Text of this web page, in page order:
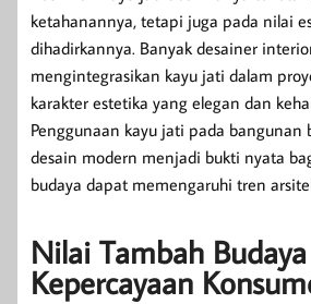
ketahanannya, tetapi juga pada nilai
dihadirkannya. Banyak desainer
mengintegrasikan kayu jati dalam
karakter estetika yang elegan dan
Penggunaan kayu jati pada bangunan
desain modern menjadi bukti nyata
budaya dapat memengaruhi tren
Nilai Tambah
Kepercayaan